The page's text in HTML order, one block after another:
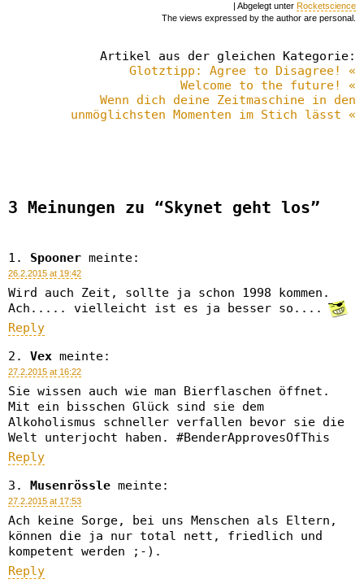
| Abgelegt unter Rocketscience
The views expressed by the author are personal.
Artikel aus der gleichen Kategorie:
Glotztipp: Agree to Disagree! «
Welcome to the future! «
Wenn dich deine Zeitmaschine in den
unmöglichsten Momenten im Stich lässt «
3 Meinungen zu “Skynet geht los”
Spooner meinte:
26.2.2015 at 19:42
Wird auch Zeit, sollte ja schon 1998 kommen.
Ach..... vielleicht ist es ja besser so....
Reply
Vex meinte:
27.2.2015 at 16:22
Sie wissen auch wie man Bierflaschen öffnet.
Mit ein bisschen Glück sind sie dem
Alkoholismus schneller verfallen bevor sie die
Welt unterjocht haben. #BenderApprovesOfThis
Reply
Musenrössle meinte:
27.2.2015 at 17:53
Ach keine Sorge, bei uns Menschen als Eltern,
können die ja nur total nett, friedlich und
kompetent werden ;-).
Reply